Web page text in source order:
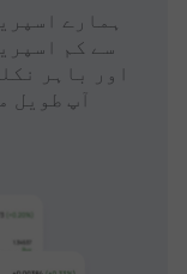
ہمارے
سے کم
اور باہر
آپ طویل